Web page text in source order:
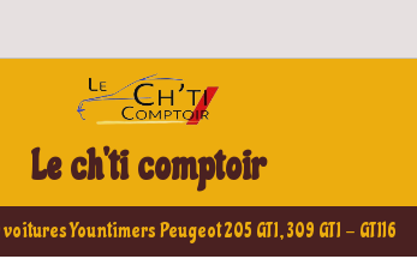
Le ch'ti comptoir
Yountimers Peugeot 205 GTI, 309 GTI - GTI16